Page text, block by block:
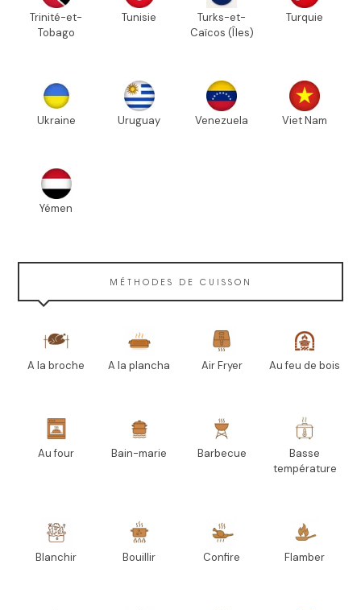
Trinité-et-
Tobago
Tunisie
Turks-et-
Caïcos (Îles)
Turquie
Ukraine Uruguay Venezuela Viet Nam
Yémen
MÉTHODES DE CUISSON
A la broche A la plancha Air Fryer Au feu de bois
Au four Bain-marie Barbecue
Basse
température
Blanchir Bouillir Confire Flamber